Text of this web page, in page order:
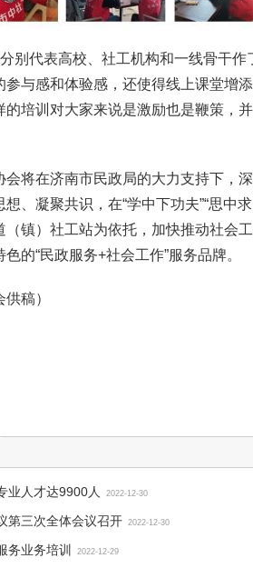
别代表高校、社工机构和一线骨干
参与感和体验感，还使得线上课堂增
的培训对大家来说是激励也是鞭策，
会将在济南市民政局的大力支持下，
、凝聚共识，在“学中下功夫”“思中
（镇）社工站为依托，加快推动社会
的“民政服务+社会工作”服务品牌。
供稿）
业人才达9900人 2022-12-30
第三次全体会议召开 2022-12-30
务业务培训 2022-12-29